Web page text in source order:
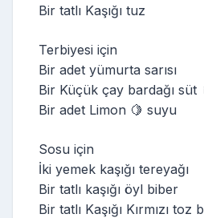
Bir tatlı Kaşığı tuz
Terbiyesi için
Bir adet yümurta sarısı
Bir Küçük çay bardağı süt
Bir adet Limon 🍋 suyu
Sosu için
İki yemek kaşığı tereyağı
Bir tatlı kaşığı öyl biber
Bir tatlı Kaşığı Kırmızı toz